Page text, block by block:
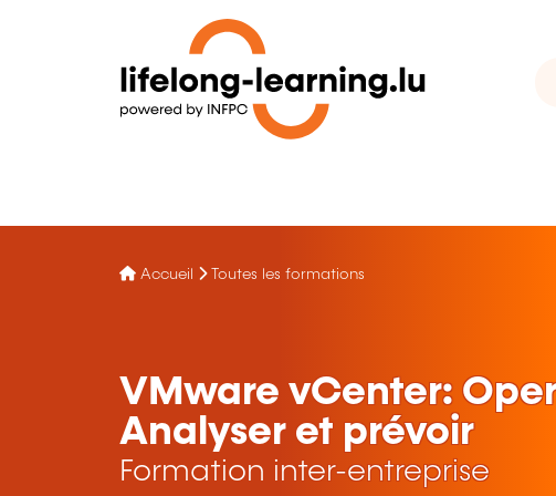
Accueil Toutes les formations
VMware vCenter:
Analyser et prévoir
Formation inter-entreprise